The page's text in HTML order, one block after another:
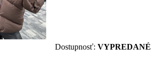
Dostupnosť: VYPREDANÉ